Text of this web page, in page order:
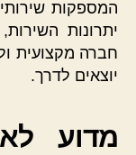
המספקות
יתרונות
חברה מקצועית
יוצאים לדרך.
מדוע